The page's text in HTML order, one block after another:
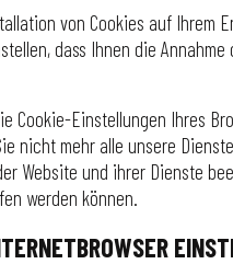
von Cookies auf Ihrem
dass Ihnen die
Cookie-Einstellungen Ihres
nicht mehr alle unsere
Website und ihrer Dienste
werden können.